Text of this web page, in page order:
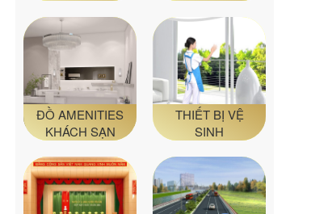
ĐỒ AMENITIES
KHÁCH SẠN
THIẾT BỊ VỆ
SINH